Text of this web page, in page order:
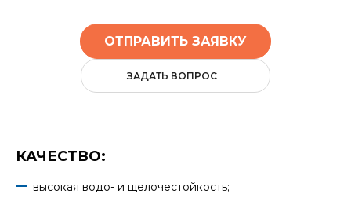
ОТПРАВИТЬ ЗАЯВКУ
ЗАДАТЬ ВОПРОС
КАЧЕСТВО:
высокая водо- и щелочестойкость;